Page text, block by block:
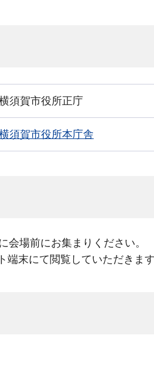
須賀市役所正庁
須賀市役所本庁舎
会場前にお集まりください。
端末にて閲覧していただきま